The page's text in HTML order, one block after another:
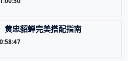
黄忠貂蝉完美搭配指南